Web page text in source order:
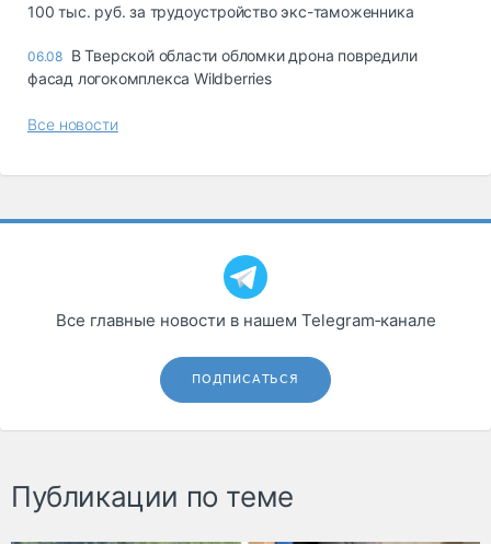
100 тыс. руб. за трудоустройство экс-таможенника
06.08 В Тверской области обломки дрона повредили
фасад логокомплекса Wildberries
Все новости
Все главные новости в нашем Telegram‑канале
ПОДПИСАТЬСЯ
Публикации по теме